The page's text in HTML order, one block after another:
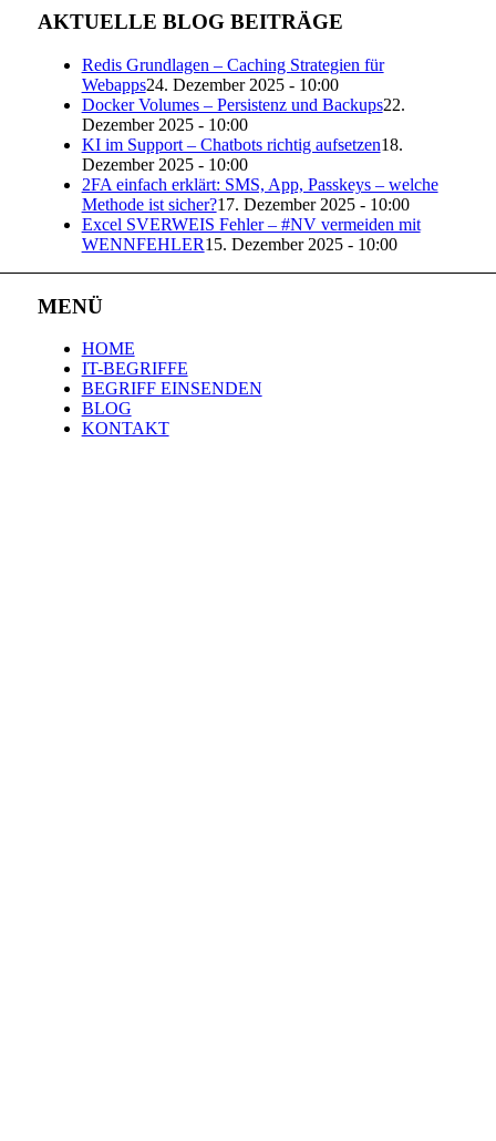
AKTUELLE BLOG BEITRÄGE
Redis Grundlagen – Caching Strategien für
Webapps24. Dezember 2025 - 10:00
Docker Volumes – Persistenz und Backups22.
Dezember 2025 - 10:00
KI im Support – Chatbots richtig aufsetzen18.
Dezember 2025 - 10:00
2FA einfach erklärt: SMS, App, Passkeys – welche
Methode ist sicher?17. Dezember 2025 - 10:00
Excel SVERWEIS Fehler – #NV vermeiden mit
WENNFEHLER15. Dezember 2025 - 10:00
MENÜ
HOME
IT-BEGRIFFE
BEGRIFF EINSENDEN
BLOG
KONTAKT